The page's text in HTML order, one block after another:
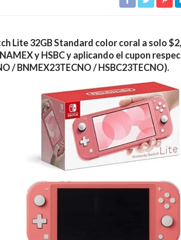
Lite 32GB Standard color coral a solo
y HSBC y aplicando el cupon
/ BNMEX23TECNO / HSBC23TECNO).